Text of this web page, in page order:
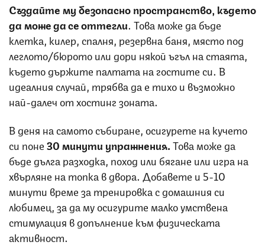
Създайте му безопасно пространство, където
да може да се оттегли. Това може да бъде
клетка, килер, спалня, резервна баня, място под
леглото/бюрото или дори някой ъгъл на стаята,
където държите палтата на гостите си. В
идеалния случай, трябва да е тихо и възможно
най-далеч от хостинг зоната.
В деня на самото събиране, осигурете на кучето
си поне30 минути упражнения.Това може да
бъде дълга разходка, поход или бягане или игра на
хвърляне на топка в двора. Добавете и 5-10
минути време за тренировка с домашния си
любимец, за да му осигурите малко умствена
стимулация в допълнение към физическата
активност.